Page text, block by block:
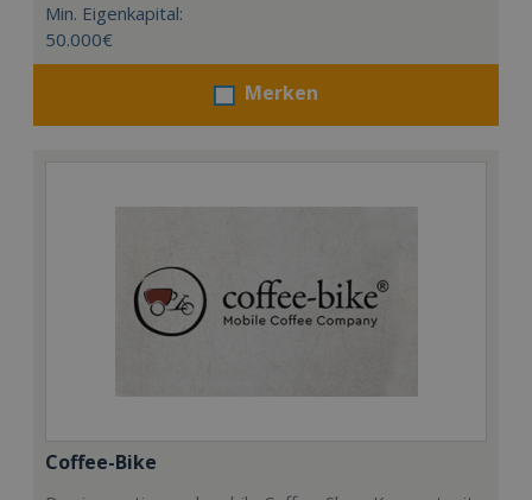
Min. Eigenkapital:
50.000€
Merken
Coffee-Bike